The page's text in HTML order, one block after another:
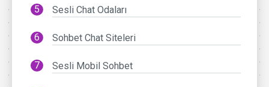
Sesli Chat Odaları
Sohbet Chat Siteleri
Sesli Mobil Sohbet